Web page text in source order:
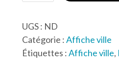
de
Paris
UGS : ND
Catégorie :Affiche ville
Étiquettes :Affiche ville,